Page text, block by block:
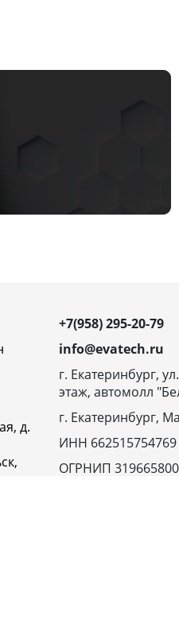
д.
+7(958) 295-20-79
info@evatech.ru
г. Екатеринбург,
этаж, автомолл
г. Екатеринбург,
ИНН 662515754769
ОГРНИП